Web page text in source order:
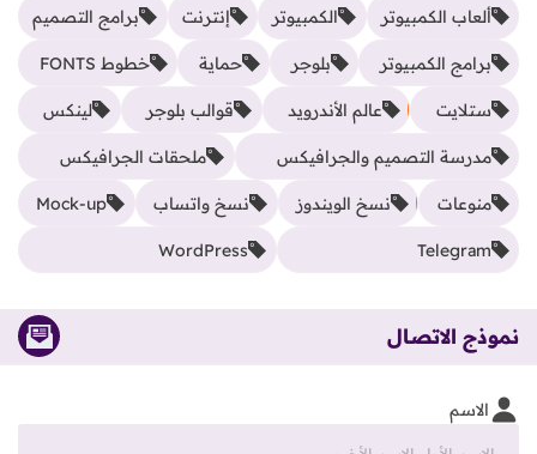
ألعاب الكمبيوتر الكمبيوتر إنترنت برامج التصميم
برامج الكمبيوتر بلوجر حماية خطوط FONTS
ستلايت عالم الأندرويد قوالب بلوجر لينكس
مدرسة التصميم والجرافيكس ملحقات الجرافيكس
منوعات نسخ الويندوز نسخ واتساب Mock-up
Telegram
WordPress
نموذج الاتصال
الاسم